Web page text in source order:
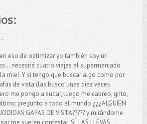
eso de optimizar yo también soy un
necesité cuatro viajes al supermercado
miel. Y si tengo que buscar algo como por
de vista (las busco unas diez veces
me pongo a sudar, luego me cabreo, grito,
pregunto a todo el mundo ¿¿¿ALGUIEN
GAFAS DE VISTA????? y mirándome